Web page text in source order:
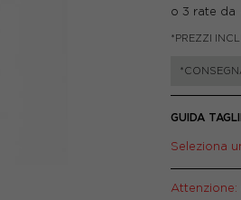
*PREZZI
GUIDA
Seleziona